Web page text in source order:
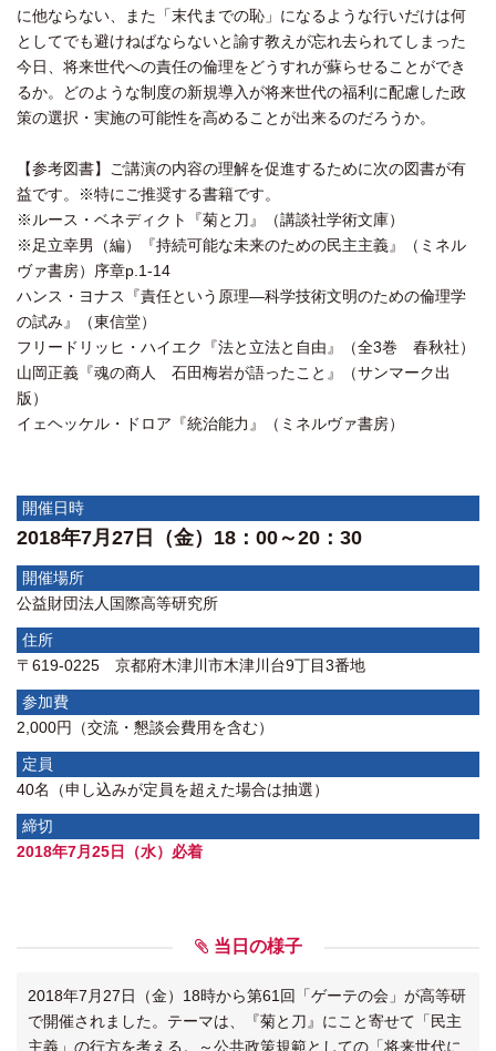
に他ならない、また「末代までの恥」になるような行いだけは何
としてでも避けねばならないと諭す教えが忘れ去られてしまった
今日、将来世代への責任の倫理をどうすれが蘇らせることができ
るか。どのような制度の新規導入が将来世代の福利に配慮した政
策の選択・実施の可能性を高めることが出来るのだろうか。
【参考図書】ご講演の内容の理解を促進するために次の図書が有
益です。※特にご推奨する書籍です。
※ルース・ベネディクト『菊と刀』（講談社学術文庫）
※足立幸男（編）『持続可能な未来のための民主主義』（ミネル
ヴァ書房）序章p.1-14
ハンス・ヨナス『責任という原理―科学技術文明のための倫理学
の試み』（東信堂）
フリードリッヒ・ハイエク『法と立法と自由』（全3巻 春秋社）
山岡正義『魂の商人 石田梅岩が語ったこと』（サンマーク出
版）
イェヘッケル・ドロア『統治能力』（ミネルヴァ書房）
開催日時
2018年7月27日（金）18：00～20：30
開催場所
公益財団法人国際高等研究所
住所
〒619-0225 京都府木津川市木津川台9丁目3番地
参加費
2,000円（交流・懇談会費用を含む）
定員
40名（申し込みが定員を超えた場合は抽選）
締切
2018年7月25日（水）必着
当日の様子
2018年7月27日（金）18時から第61回「ゲーテの会」が高等研
で開催されました。テーマは、『菊と刀』にこと寄せて「民主
主義」の行方を考える。～公共政策規範としての「将来世代に